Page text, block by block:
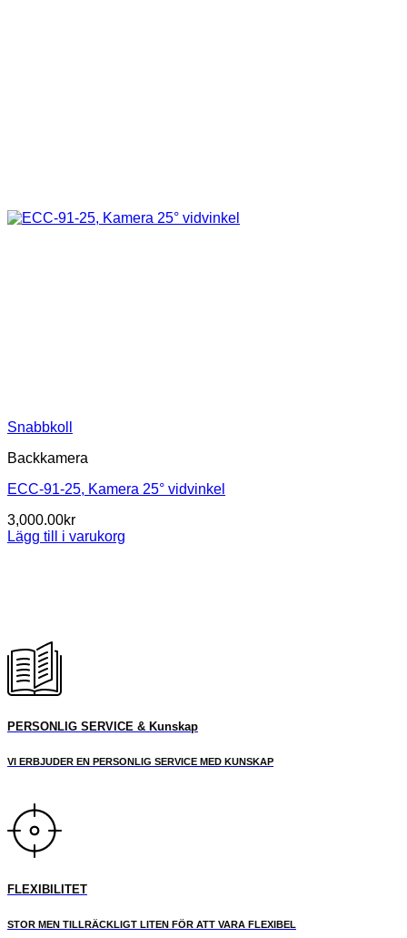
Snabbkoll
Backkamera
ECC-91-25, Kamera 25° vidvinkel
3,000.00kr
Lägg till i varukorg
PERSONLIG SERVICE & Kunskap
VI ERBJUDER EN PERSONLIG SERVICE MED KUNSKAP
FLEXIBILITET
STOR MEN TILLRÄCKLIGT LITEN FÖR ATT VARA FLEXIBEL